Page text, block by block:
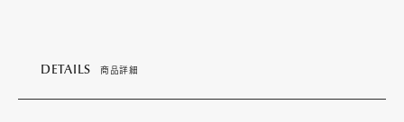
DETAILS 商品詳細